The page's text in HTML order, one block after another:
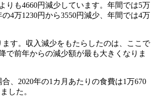
りも4660円減少しています。年間では5万
4万1230円から3550円減少、年間では4万
す。収入減少をもたらしたのは、ここで
で前年からの減少額が最も大きくなりま
、2020年の1カ月あたりの食費は1万670
した。